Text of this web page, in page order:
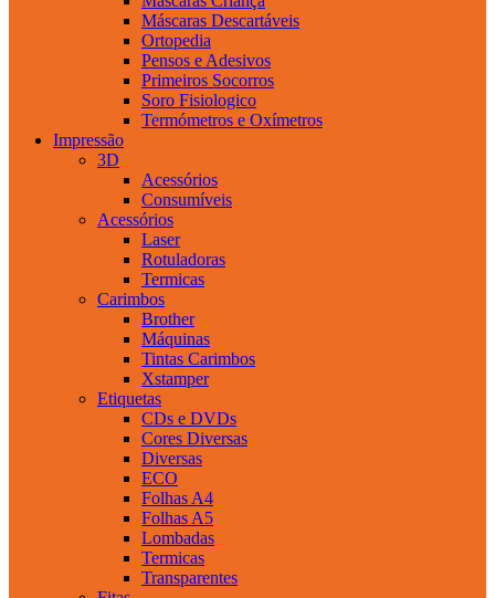
Máscaras Descartáveis
Ortopedia
Pensos e Adesivos
Primeiros Socorros
Soro Fisiologico
Termómetros e Oxímetros
Impressão
3D
Acessórios
Consumíveis
Acessórios
Laser
Rotuladoras
Termicas
Carimbos
Brother
Máquinas
Tintas Carimbos
Xstamper
Etiquetas
CDs e DVDs
Cores Diversas
Diversas
ECO
Folhas A4
Folhas A5
Lombadas
Termicas
Transparentes